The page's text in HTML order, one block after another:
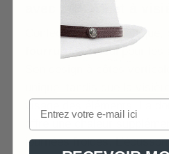
avec ce bonnet à
Confectionné en acrylique,
fourrureest idéal pour les
journées froides.